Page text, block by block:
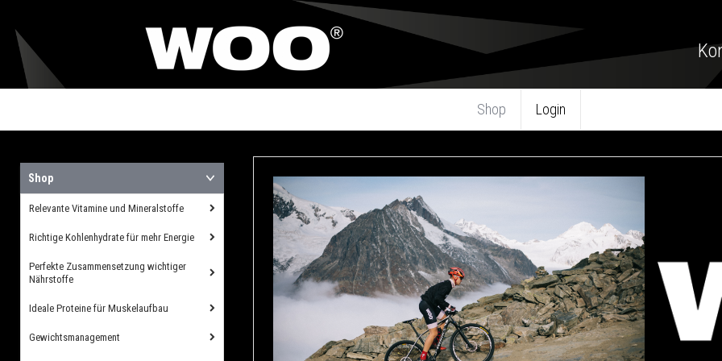
Shop Login
Shop
Relevante Vitamine und Mineralstoffe
Richtige Kohlenhydrate für mehr Energie
Perfekte Zusammensetzung wichtiger
Nährstoffe
Ideale Proteine für Muskelaufbau
Gewichtsmanagement